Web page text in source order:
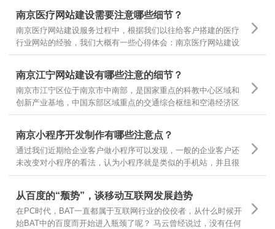
一种认可
南京医疗网站建设需要注意哪些细节？
南京医疗网站建设服务过程中，根据我们以往给客户搭建的医疗
行业网站的经验，我们大概有一些心得体会：南京医疗网站建设
基本有以下几个领域，有的企业做医疗器械，有的做医疗咨询，
域，结合自身需求，定位不同的医疗网站建设
南京江宁网站建设有哪些注意的细节？
南京市江宁区位于南京市中南部，是国家重点的科教中心区域和
创新产业基地，中国东部区域重点的交通综合枢纽和空港经济区
枢纽。南京江宁从东西南三面环抱南京主城区，航空、港口、铁
站建设有哪些需要注意的细节？
南京小程序开发制作有哪些注意点？
通过我们近期给企业客户做小程序可以发现，一般的企业客户还
未改变对小程序的看法，认为小程序就是类似的手机站，并且很
多客户都让我们按照手机站的样式和功能去开发小程序，是因为
大家分享下，那么小程序制作有哪些要点呢？
从百度的“颓势”，谈移动互联网发展趋势
在PC时代，BAT一直都属于互联网行业的佼佼者，从什么时候开
始BAT中的百度而开始进入瓶颈了呢？ 马云曾经说过，没有任何